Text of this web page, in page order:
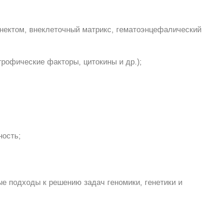
внеклеточный матрикс, гематоэнцефалический
факторы, цитокины и др.);
подходы к решению задач геномики, генетики и